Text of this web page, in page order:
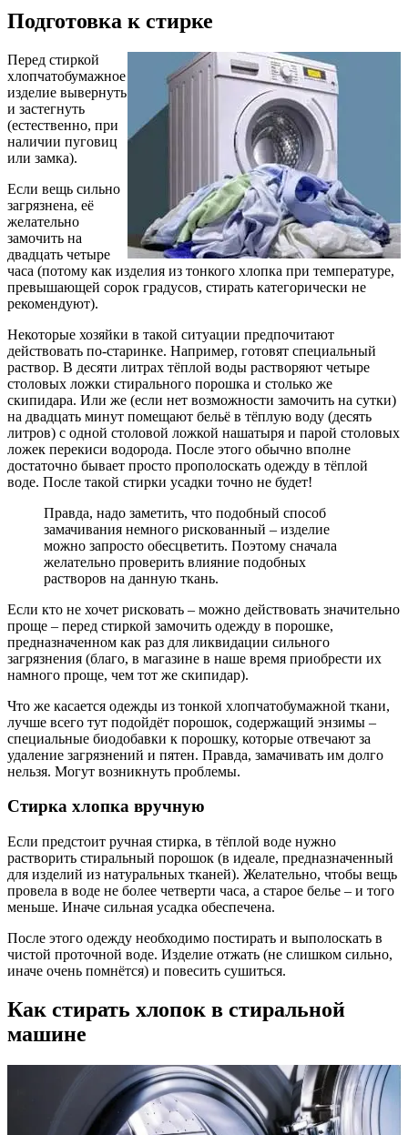
Подготовка к стирке
Перед стиркой
хлопчатобумажное
изделие вывернуть
и застегнуть
(естественно, при
наличии пуговиц
или замка).
Если вещь сильно
загрязнена, её
желательно
замочить на
двадцать четыре
часа (потому как изделия из тонкого хлопка при температуре,
превышающей сорок градусов, стирать категорически не
рекомендуют).
Некоторые хозяйки в такой ситуации предпочитают
действовать по-старинке. Например, готовят специальный
раствор. В десяти литрах тёплой воды растворяют четыре
столовых ложки стирального порошка и столько же
скипидара. Или же (если нет возможности замочить на сутки)
на двадцать минут помещают бельё в тёплую воду (десять
литров) с одной столовой ложкой нашатыря и парой столовых
ложек перекиси водорода. После этого обычно вполне
достаточно бывает просто прополоскать одежду в тёплой
воде. После такой стирки усадки точно не будет!
Правда, надо заметить, что подобный способ
замачивания немного рискованный – изделие
можно запросто обесцветить. Поэтому сначала
желательно проверить влияние подобных
растворов на данную ткань.
Если кто не хочет рисковать – можно действовать значительно
проще – перед стиркой замочить одежду в порошке,
предназначенном как раз для ликвидации сильного
загрязнения (благо, в магазине в наше время приобрести их
намного проще, чем тот же скипидар).
Что же касается одежды из тонкой хлопчатобумажной ткани,
лучше всего тут подойдёт порошок, содержащий энзимы –
специальные биодобавки к порошку, которые отвечают за
удаление загрязнений и пятен. Правда, замачивать им долго
нельзя. Могут возникнуть проблемы.
Стирка хлопка вручную
Если предстоит ручная стирка, в тёплой воде нужно
растворить стиральный порошок (в идеале, предназначенный
для изделий из натуральных тканей). Желательно, чтобы вещь
провела в воде не более четверти часа, а старое белье – и того
меньше. Иначе сильная усадка обеспечена.
После этого одежду необходимо постирать и выполоскать в
чистой проточной воде. Изделие отжать (не слишком сильно,
иначе очень помнётся) и повесить сушиться.
Как стирать хлопок в стиральной
машине